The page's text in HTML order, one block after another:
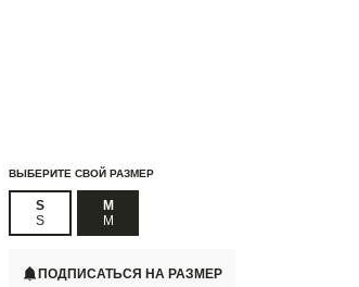
ВЫБЕРИТЕ СВОЙ РАЗМЕР
S
S
M
M
ПОДПИСАТЬСЯ НА РАЗМЕР